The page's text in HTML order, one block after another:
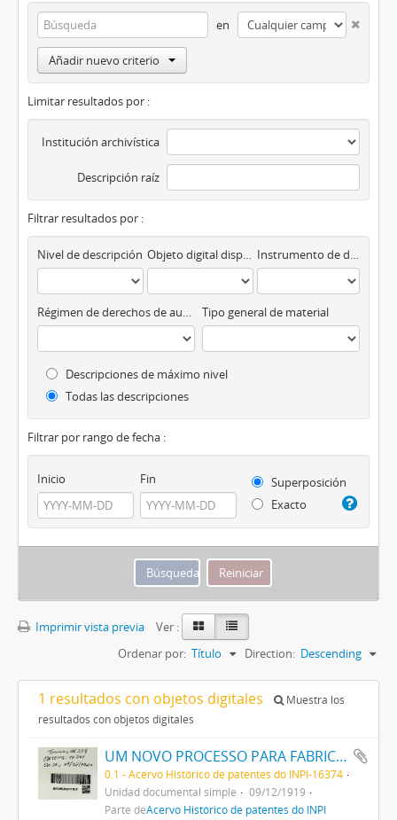
en
Añadir nuevo criterio
Limitar resultados por :
Institución archivística
Descripción raíz
Filtrar resultados por :
Nivel de descripción Objeto digital disponibles Instrumento de descripción
Régimen de derechos de autor Tipo general de material
Descripciones de máximo nivel
Todas las descripciones
Filtrar por rango de fecha :
Inicio Fin
Superposición
Exacto
Imprimir vista previa
Ver :
Ordenar por: Título Direction: Descending
1 resultados con objetos digitales
Muestra los
resultados con objetos digitales
UM NOVO PROCESSO PARA FABRICAÇÃO DE MATERIAS CORANTES PRETAS ESCARLATES E AZUIS DOS MATIZES MAIS CLAROS AOS MAIS ESCUROS PARA TINGIR ALGODÃO DIRECTAMENTE
0.1 - Acervo Histórico de patentes do INPI-16374
Unidad documental simple
09/12/1919
Parte deAcervo Histórico de patentes do INPI